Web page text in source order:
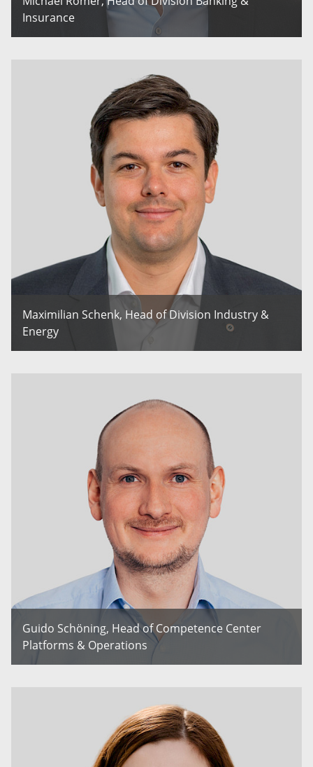
Insurance
Maximilian Schenk, Head of Division Industry &
Energy
Guido Schöning, Head of Competence Center
Platforms & Operations